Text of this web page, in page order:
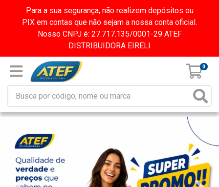
Para a sua segurança, não realizem depósitos ou
PIX em contas que não sejam a nossa conta oficial.
Nosso CNPJ é: 27.717.135/0001-29 ATEF
DISTRIBUIDORA EIRELI
0